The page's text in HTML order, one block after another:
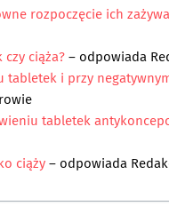
rozpoczęcie ich
ciąża?– odpowiada
tabletek i przy
tabletek
ciąży– odpowiada